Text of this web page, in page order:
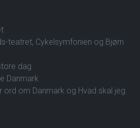
teatret, Cykelsymfonien og Bjørn
dag.
Danmark
ord om Danmark og Hvad skal jeg